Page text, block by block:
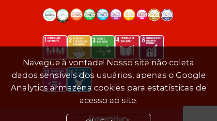
Navegue à vontade! Nosso site não coleta
dados sensíveis dos usuários, apenas o Google
Analytics armazena cookies para estatísticas de
acesso ao site.